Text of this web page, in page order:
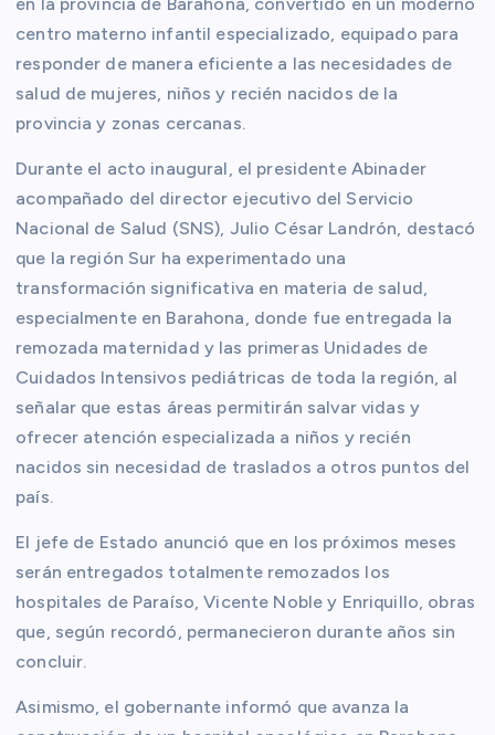
centro materno infantil especializado, equipado para
responder de manera eficiente a las necesidades de
salud de mujeres, niños y recién nacidos de la
provincia y zonas cercanas.
Durante el acto inaugural, el presidente Abinader
acompañado del director ejecutivo del Servicio
Nacional de Salud (SNS), Julio César Landrón, destacó
que la región Sur ha experimentado una
transformación significativa en materia de salud,
especialmente en Barahona, donde fue entregada la
remozada maternidad y las primeras Unidades de
Cuidados Intensivos pediátricas de toda la región, al
señalar que estas áreas permitirán salvar vidas y
ofrecer atención especializada a niños y recién
nacidos sin necesidad de traslados a otros puntos del
país.
El jefe de Estado anunció que en los próximos meses
serán entregados totalmente remozados los
hospitales de Paraíso, Vicente Noble y Enriquillo, obras
que, según recordó, permanecieron durante años sin
concluir.
Asimismo, el gobernante informó que avanza la